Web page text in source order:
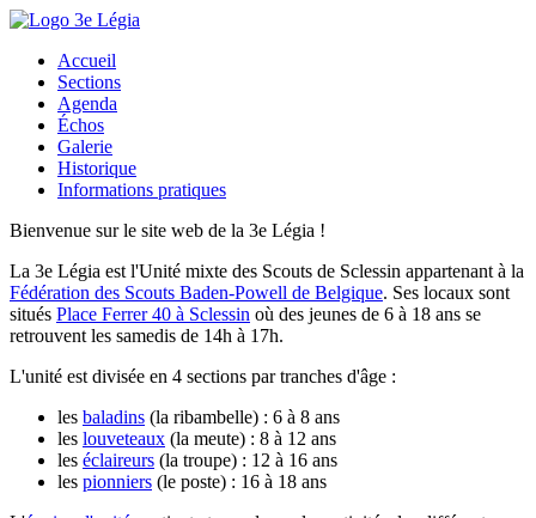
Accueil
Sections
Agenda
Échos
Galerie
Historique
Informations pratiques
Bienvenue sur le site web de la 3e Légia !
La 3e Légia est l'Unité mixte des Scouts de Sclessin appartenant à la
Fédération des Scouts Baden-Powell de Belgique. Ses locaux sont
situés Place Ferrer 40 à Sclessin où des jeunes de 6 à 18 ans se
retrouvent les samedis de 14h à 17h.
L'unité est divisée en 4 sections par tranches d'âge :
les baladins (la ribambelle) : 6 à 8 ans
les louveteaux (la meute) : 8 à 12 ans
les éclaireurs (la troupe) : 12 à 16 ans
les pionniers (le poste) : 16 à 18 ans